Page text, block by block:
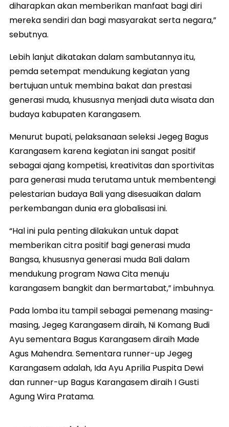
diharapkan akan memberikan manfaat bagi diri
mereka sendiri dan bagi masyarakat serta negara,”
sebutnya.
Lebih lanjut dikatakan dalam sambutannya itu,
pemda setempat mendukung kegiatan yang
bertujuan untuk membina bakat dan prestasi
generasi muda, khususnya menjadi duta wisata dan
budaya kabupaten Karangasem.
Menurut bupati, pelaksanaan seleksi Jegeg Bagus
Karangasem karena kegiatan ini sangat positif
sebagai ajang kompetisi, kreativitas dan sportivitas
para generasi muda terutama untuk membentengi
pelestarian budaya Bali yang disesuaikan dalam
perkembangan dunia era globalisasi ini.
“Hal ini pula penting dilakukan untuk dapat
memberikan citra positif bagi generasi muda
Bangsa, khususnya generasi muda Bali dalam
mendukung program Nawa Cita menuju
karangasem bangkit dan bermartabat,” imbuhnya.
Pada lomba itu tampil sebagai pemenang masing-
masing, Jegeg Karangasem diraih, Ni Komang Budi
Ayu sementara Bagus Karangasem diraih Made
Agus Mahendra. Sementara runner-up Jegeg
Karangasem adalah, Ida Ayu Aprilia Puspita Dewi
dan runner-up Bagus Karangasem diraih I Gusti
Agung Wira Pratama.